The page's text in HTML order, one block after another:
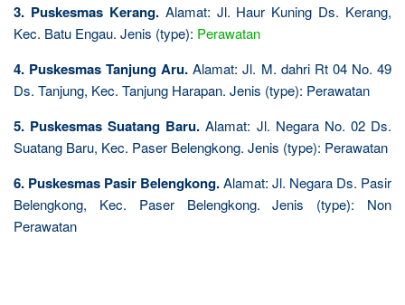
3. Puskesmas Kerang.Alamat: Jl. Haur Kuning Ds. Kerang,
Kec. Batu Engau. Jenis (type): Perawatan
4. Puskesmas Tanjung Aru. Alamat: Jl. M. dahri Rt 04 No. 49
Ds. Tanjung, Kec. Tanjung Harapan. Jenis (type): Perawatan
5. Puskesmas Suatang Baru. Alamat: Jl. Negara No. 02 Ds.
Suatang Baru, Kec. Paser Belengkong. Jenis (type): Perawatan
6. Puskesmas Pasir Belengkong.Alamat: Jl. Negara Ds. Pasir
Belengkong, Kec. Paser Belengkong. Jenis (type): Non
Perawatan